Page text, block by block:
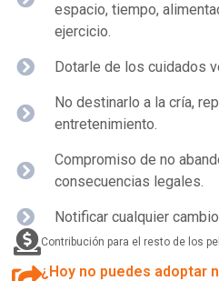
espacio, tiempo,
ejercicio.
Dotarle de los cuidados
No destinarlo a la cría,
entretenimiento.
Compromiso de no
consecuencias legales.
Notificar cualquier
Contribución para el resto de los
¿Hoy no puedes adoptar